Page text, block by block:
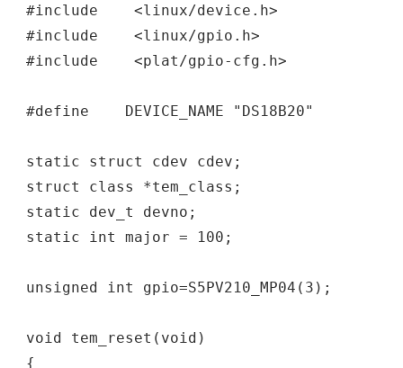
#include <linux/device.h>
#include <linux/gpio.h>
#include <plat/gpio-cfg.h>
#define DEVICE_NAME "DS18B20"
static struct cdev cdev;
struct class *tem_class;
static dev_t devno;
static int major = 100;
unsigned int gpio=S5PV210_MP04(3);
void tem_reset(void)
{